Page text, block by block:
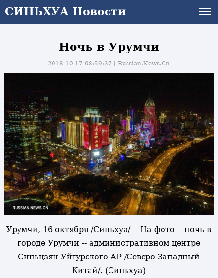
СИНЬХУА Новости
Ночь в Урумчи
2018-10-17 08:59:37丨Russian.News.Cn
Урумчи, 16 октября /Синьхуа/ -- На фото -- ночь в
городе Урумчи -- административном центре
Синьцзян-Уйгурского АР /Северо-Западный
Китай/. (Синьхуа)